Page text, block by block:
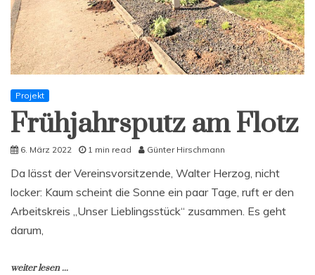
Projekt
Frühjahrsputz am Flotz
6. März 2022 1 min read Günter Hirschmann
Da lässt der Vereinsvorsitzende, Walter Herzog, nicht
locker: Kaum scheint die Sonne ein paar Tage, ruft er den
Arbeitskreis „Unser Lieblingsstück“ zusammen. Es geht
darum,
weiter lesen ...